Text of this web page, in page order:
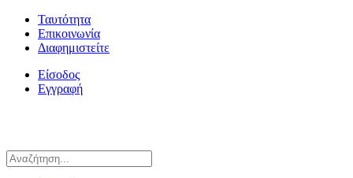
Ταυτότητα
Επικοινωνία
Διαφημιστείτε
Είσοδος
Εγγραφή